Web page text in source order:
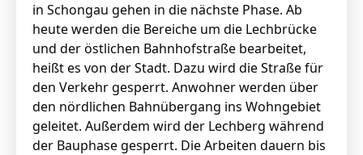
in Schongau gehen in die nächste Phase. Ab
heute werden die Bereiche um die Lechbrücke
und der östlichen Bahnhofstraße bearbeitet,
heißt es von der Stadt. Dazu wird die Straße für
den Verkehr gesperrt. Anwohner werden über
den nördlichen Bahnübergang ins Wohngebiet
geleitet. Außerdem wird der Lechberg während
der Bauphase gesperrt. Die Arbeiten dauern bis